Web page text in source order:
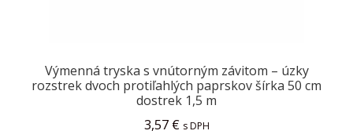
Výmenná tryska s vnútorným závitom – úzky
rozstrek dvoch protiľahlých paprskov šírka 50 cm
dostrek 1,5 m
3,57 € s DPH